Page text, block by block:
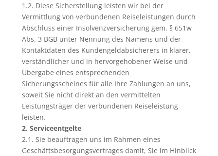
1.2. Diese Sicherstellung leisten wir bei der
Vermittlung von verbundenen Reiseleistungen durch
Abschluss einer Insolvenzversicherung gem. § 651w
Abs. 3 BGB unter Nennung des Namens und der
Kontaktdaten des Kundengeldabsicherers in klarer,
verständlicher und in hervorgehobener Weise und
Übergabe eines entsprechenden
Sicherungsscheines für alle Ihre Zahlungen an uns,
soweit Sie nicht direkt an den vermittelten
Leistungsträger der verbundenen Reiseleistung
leisten.
2. Serviceentgelte
2.1. Sie beauftragen uns im Rahmen eines
Geschäftsbesorgungsvertrages damit, Sie im Hinblick